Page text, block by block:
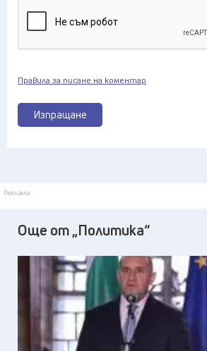
Изпращане
Правила за писане на коментар
Реклама
Още от „Политика“